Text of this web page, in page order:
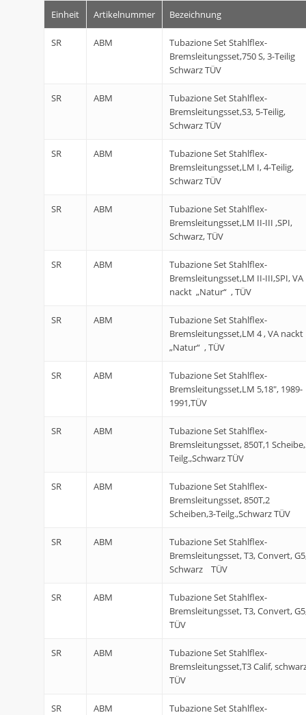
Einheit Artikelnummer Bezeichnung
SR ABM
Tubazione Set Stahlflex-
Bremsleitungsset,750 S, 3-Teilig
Schwarz TÜV
SR ABM
Tubazione Set Stahlflex-
Bremsleitungsset,S3, 5-Teilig,
Schwarz TÜV
SR ABM
Tubazione Set Stahlflex-
Bremsleitungsset,LM I, 4-Teilig,
Schwarz TÜV
SR ABM
Tubazione Set Stahlflex-
Bremsleitungsset,LM II-III ,SPI,
Schwarz, TÜV
SR ABM
Tubazione Set Stahlflex-
Bremsleitungsset,LM II-III,SPI, VA
nackt „Natur“ , TÜV
SR ABM
Tubazione Set Stahlflex-
Bremsleitungsset,LM 4 , VA nackt
„Natur“ , TÜV
SR ABM
Tubazione Set Stahlflex-
Bremsleitungsset,LM 5,18″, 1989-
1991,TÜV
SR ABM
Tubazione Set Stahlflex-
Bremsleitungsset, 850T,1
Teilg.,Schwarz TÜV
SR ABM
Tubazione Set Stahlflex-
Bremsleitungsset, 850T,2
Scheiben,3-Teilg.,Schwarz TÜV
SR ABM
Tubazione Set Stahlflex-
Bremsleitungsset, T3, Convert,
Schwarz TÜV
SR ABM
Tubazione Set Stahlflex-
Bremsleitungsset, T3, Convert,
TÜV
SR ABM
Tubazione Set Stahlflex-
Bremsleitungsset,T3 Calif,
TÜV
SR ABM Tubazione Set Stahlflex-